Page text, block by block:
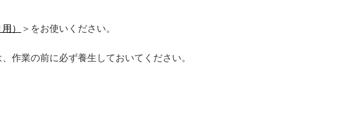
）
＞をお使いください。
作業の前に必ず養生しておいてください。